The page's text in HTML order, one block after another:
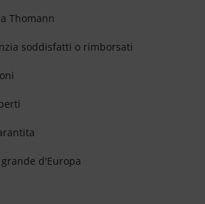
Thomann
soddisfatti o rimborsati
d'Europa